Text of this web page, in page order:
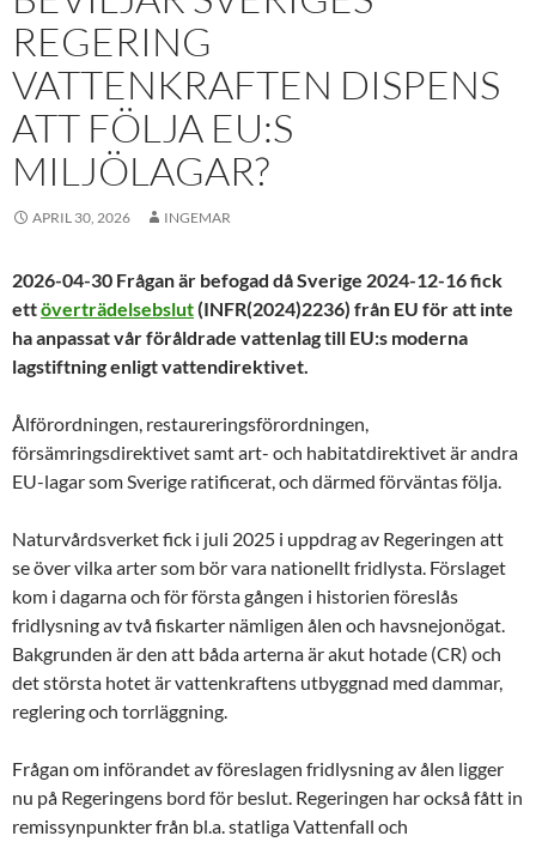
REGERING
VATTENKRAFTEN DISPENS
ATT FÖLJA EU:S
MILJÖLAGAR?
APRIL 30, 2026 INGEMAR
2026-04-30 Frågan är befogad då Sverige 2024-12-16 fick
ettöverträdelsebslut(INFR(2024)2236) från EU för att inte
ha anpassat vår föråldrade vattenlag till EU:s moderna
lagstiftning enligt vattendirektivet.
Ålförordningen, restaureringsförordningen,
försämringsdirektivet samt art- och habitatdirektivet är andra
EU-lagar som Sverige ratificerat, och därmed förväntas följa.
Naturvårdsverket fick i juli 2025 i uppdrag av Regeringen att
se över vilka arter som bör vara nationellt fridlysta. Förslaget
kom i dagarna och för första gången i historien föreslås
fridlysning av två fiskarter nämligen ålen och havsnejonögat.
Bakgrunden är den att båda arterna är akut hotade (CR) och
det största hotet är vattenkraftens utbyggnad med dammar,
reglering och torrläggning.
Frågan om införandet av föreslagen fridlysning av ålen ligger
nu på Regeringens bord för beslut. Regeringen har också fått in
remissynpunkter från bl.a. statliga Vattenfall och